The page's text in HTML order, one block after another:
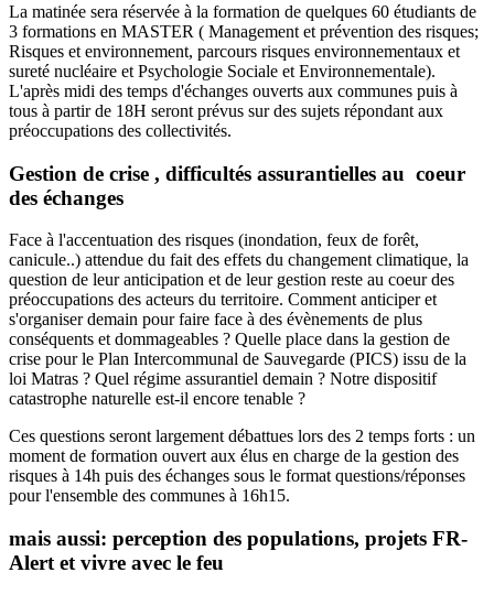
La matinée sera réservée à la formation de quelques 60 étudiants de
3 formations en MASTER ( Management et prévention des risques;
Risques et environnement, parcours risques environnementaux et
sureté nucléaire et Psychologie Sociale et Environnementale).
L'après midi des temps d'échanges ouverts aux communes puis à
tous à partir de 18H seront prévus sur des sujets répondant aux
préoccupations des collectivités.
Gestion de crise , difficultés assurantielles au coeur
des échanges
Face à l'accentuation des risques (inondation, feux de forêt,
canicule..) attendue du fait des effets du changement climatique, la
question de leur anticipation et de leur gestion reste au coeur des
préoccupations des acteurs du territoire. Comment anticiper et
s'organiser demain pour faire face à des évènements de plus
conséquents et dommageables ? Quelle place dans la gestion de
crise pour le Plan Intercommunal de Sauvegarde (PICS) issu de la
loi Matras ? Quel régime assurantiel demain ? Notre dispositif
catastrophe naturelle est-il encore tenable ?
Ces questions seront largement débattues lors des 2 temps forts : un
moment de formation ouvert aux élus en charge de la gestion des
risques à 14h puis des échanges sous le format questions/réponses
pour l'ensemble des communes à 16h15.
mais aussi: perception des populations, projets FR-
Alert et vivre avec le feu